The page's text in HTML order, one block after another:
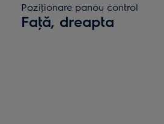
Poziţionare panou control
Faţă, dreapta